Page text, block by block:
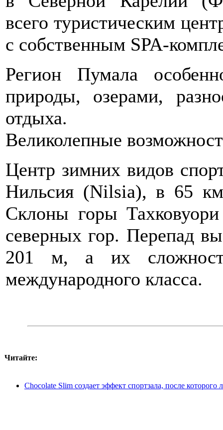
всего туристическим
с собственным SPA-
Регион Пумала
природы, озерами,
отдыха.
Великолепные
Центр зимних видов
Нильсия (Nilsia), в 65
Склоны горы
северных гор. Перепад
201 м, а их сложность
международного класса.
Читайте:
Chocolate Slim создает эффект спортзала, после